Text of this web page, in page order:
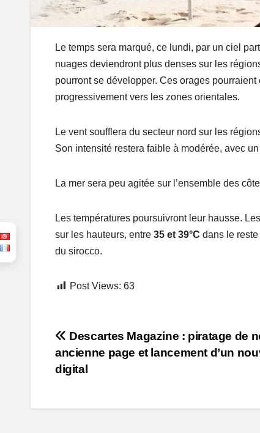
Le temps sera marqué, ce lundi, par un ciel
nuages deviendront plus denses sur les
pourront se développer. Ces orages
progressivement vers les zones orientales.
Le vent soufflera du secteur nord sur les
Son intensité restera faible à modérée, avec
La mer sera peu agitée sur l’ensemble des
Les températures poursuivront leur hausse.
sur les hauteurs, entre 35 et 39°C dans le
du sirocco.
Post Views: 63
Post
navigation
Descartes Magazine : piratage de
ancienne page et lancement d’un
digital